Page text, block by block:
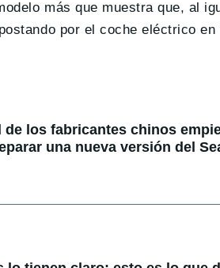
más que muestra que, al
por el coche eléctrico
de los fabricantes chinos
una nueva versión del